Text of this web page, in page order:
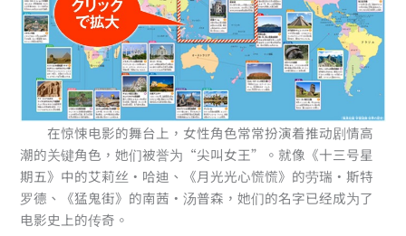
在惊悚电影的舞台上，女性角色常常扮演着推动剧情高
潮的关键角色，她们被誉为“尖叫女王”。就像《十三号星
期五》中的艾莉丝·哈迪、《月光光心慌慌》的劳瑞·斯特
罗德、《猛鬼街》的南茜·汤普森，她们的名字已经成为了
电影史上的传奇。